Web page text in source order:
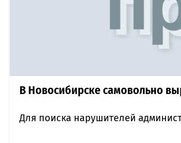
В Новосибирске самовольно
Для поиска нарушителей